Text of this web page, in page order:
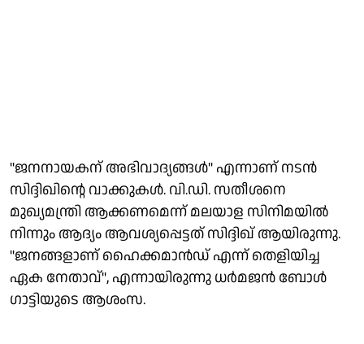
"ജനനായകന് അഭിവാദ്യങ്ങൾ" എന്നാണ് നടൻ
സിദ്ദിഖിൻ്റെ വാക്കുകൾ. വി.ഡി. സതീശനെ
മുഖ്യമന്ത്രി ആക്കണമെന്ന് മലയാള സിനിമയിൽ
നിന്നും ആദ്യം ആവശ്യപ്പെട്ടത് സിദ്ദിഖ് ആയിരുന്നു.
"ജനങ്ങളാണ് ഹൈക്കമാൻഡ് എന്ന് തെളിയിച്ച
ഏക നേതാവ്", എന്നായിരുന്നു ധർമജൻ ബോൾ​
ഗാട്ടിയുടെ ആശംസ.